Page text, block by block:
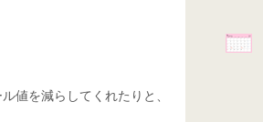
値を減らしてくれたりと、